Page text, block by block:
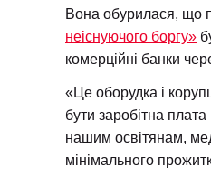
Вона обурилася, що
неіснуючого боргу»
комерційні банки
«Це оборудка і
бути заробітна
нашим освітянам,
мінімального